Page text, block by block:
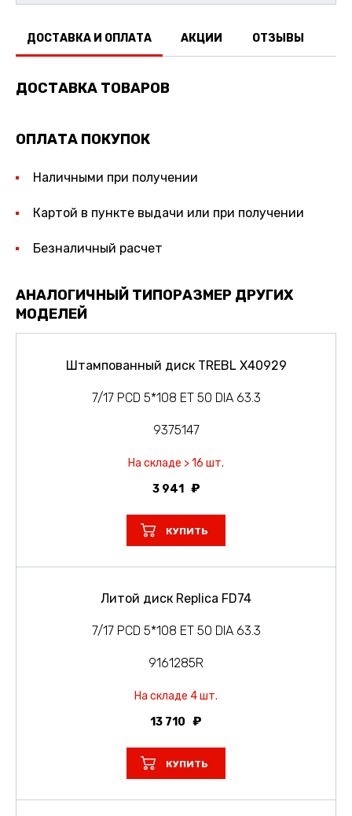
ДОСТАВКА И ОПЛАТА АКЦИИ ОТЗЫВЫ
ДОСТАВКА ТОВАРОВ
ОПЛАТА ПОКУПОК
Наличными при получении
Картой в пункте выдачи или при получении
Безналичный расчет
АНАЛОГИЧНЫЙ ТИПОРАЗМЕР ДРУГИХ
МОДЕЛЕЙ
Штампованный диск TREBL X40929
7/17 PCD 5*108 ET 50 DIA 63.3
9375147
На складе > 16 шт.
3 941
КУПИТЬ
Литой диск Replica FD74
7/17 PCD 5*108 ET 50 DIA 63.3
9161285R
На складе 4 шт.
13 710
КУПИТЬ